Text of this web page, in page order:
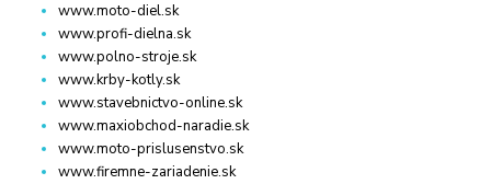
www.moto-diel.sk
www.profi-dielna.sk
www.polno-stroje.sk
www.krby-kotly.sk
www.stavebnictvo-online.sk
www.maxiobchod-naradie.sk
www.moto-prislusenstvo.sk
www.firemne-zariadenie.sk